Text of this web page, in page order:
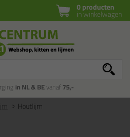
0 producten
in winkelwagen
in NL & BEvanaf75,-
Houtlijm